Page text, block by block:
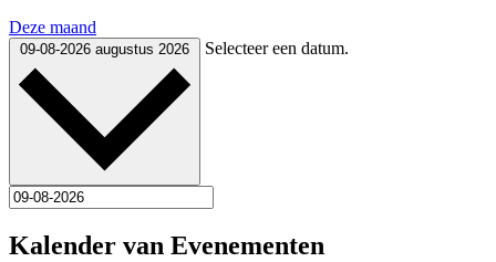
Deze maand
09-08-2026 augustus 2026 Selecteer een datum.
Kalender van Evenementen